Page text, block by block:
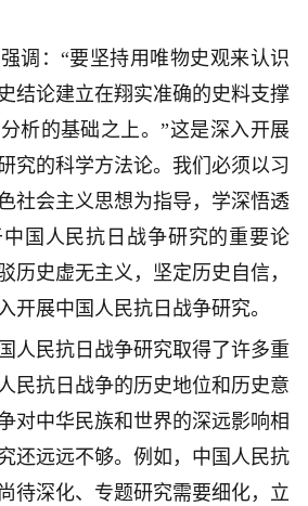
：“要坚持用唯物史观来认识
结论建立在翔实准确的史料支撑
析的基础之上。”这是深入开展
究的科学方法论。我们必须以习
社会主义思想为指导，学深悟透
国人民抗日战争研究的重要论
历史虚无主义，坚定历史自信，
开展中国人民抗日战争研究。
民抗日战争研究取得了许多重
民抗日战争的历史地位和历史意
对中华民族和世界的深远影响相
还远远不够。例如，中国人民抗
待深化、专题研究需要细化，立